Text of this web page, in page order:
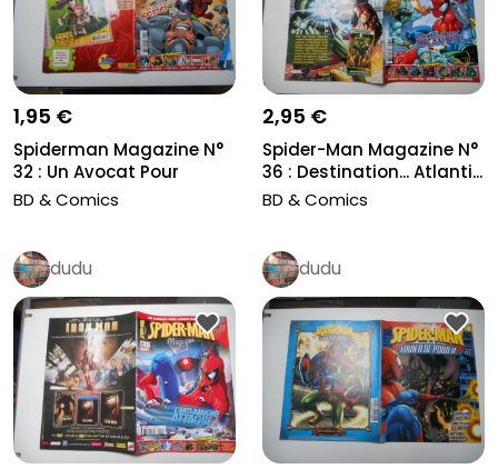
1,95 €
Spiderman Magazine N°
32 : Un Avocat Pour
Spidey !...
BD & Comics
2,95 €
Spider-Man Magazine N°
36 : Destination... Atlanti...
BD & Comics
dudu dudu